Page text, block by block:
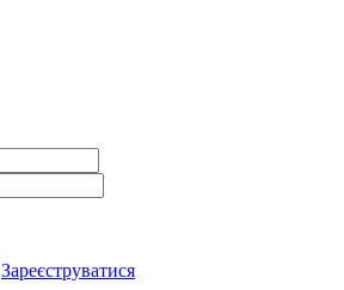
Зареєструватися